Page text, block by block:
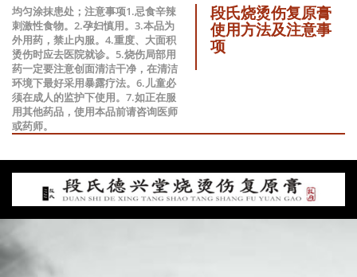
均匀涂抹患处；注意事项1.忌食辛辣
刺激性食物。2.孕妇慎用。3.本品为
外用药，禁止内服。4.重度、大面积
烫伤时应去医院就诊。5.烧伤局部用
药一定要注意创面清洁干净，在清洁
环境下最好采用暴露疗法。6.儿童必
须在成人的监护下使用。7.如正在服
用其他药品，使用本品前请咨询医师
或药师。
段氏烧烫伤复原膏
使用方法及注意事
项